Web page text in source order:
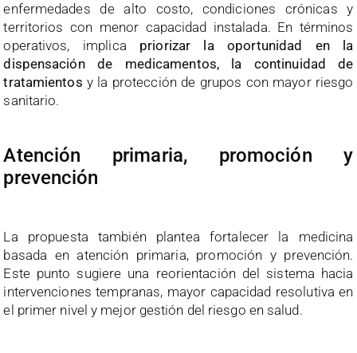
enfermedades de alto costo, condiciones crónicas y
territorios con menor capacidad instalada. En términos
operativos, implica priorizar la oportunidad en la
dispensación de medicamentos, la continuidad de
tratamientos y la protección de grupos con mayor riesgo
sanitario.
Atención primaria, promoción y
prevención
La propuesta también plantea fortalecer la medicina
basada en atención primaria, promoción y prevención.
Este punto sugiere una reorientación del sistema hacia
intervenciones tempranas, mayor capacidad resolutiva en
el primer nivel y mejor gestión del riesgo en salud.